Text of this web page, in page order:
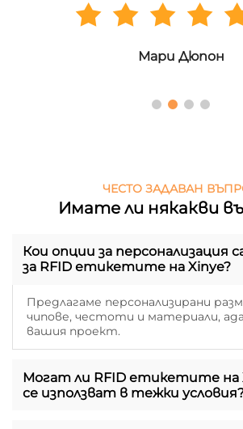
Мари Дюпон
ЧЕСТО ЗАДАВАН
Имате ли някакви
Кои опции за персонализация
за RFID етикетите на Xinye?
Предлагаме персонализирани
чипове, честоти и материали,
вашия проект.
Могат ли RFID етикетите на
се използват в тежки